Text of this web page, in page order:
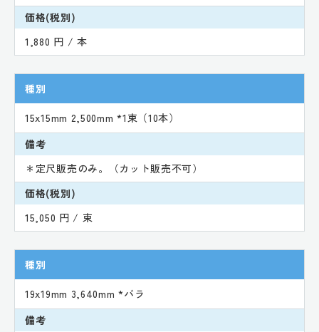
価格(税別)
1,880 円 / 本
種別
15x15mm 2,500mm *1束（10本）
備考
＊定尺販売のみ。（カット販売不可）
価格(税別)
15,050 円 / 束
種別
19x19mm 3,640mm *バラ
備考